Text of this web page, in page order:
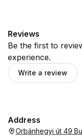
Reviews
Be the first to
experience.
Write a review
Address
Orbánhegyi út 49